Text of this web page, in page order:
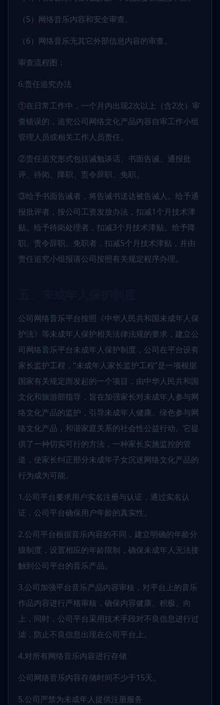
（5）网络音乐内容和安全审查。
（6）网络音乐无其它外部信息内容的审查。
审查流程图：
6.责任追究办法
①在日常工作中，一个月内出现2次以上（含2次）审
查错误的，追究公司网络文化产品内容自审工作小组
管理人员或相关工作人员责任。
②责任追究形式包括诫勉谈话、书面告诫、通报批
评、待岗、降职、责令辞职、免职。
③给予书面告诫者，将告诫书送达被告诫人。给予通
报批评者，按公司工资发放办法，扣减1个月技术津
贴。给予待岗处理者，扣减3个月技术津贴。给予降
职、责令辞职、免职者，扣减5个月技术津贴，并由
责任追究小组报请公司按照有关规定程序办理。
公司网络音乐平台按照《中华人民共和国未成年人保
护法》等未成年人保护相关法律法规的要求，建立公
司网络音乐平台未成年人保护制度，公司在平台设有
家长监护工程，“未成年人家长监护工程”是一项根据
国家有关规定而发起的一个项目，由中华人民共和国
文化和旅游部指导，旨在加强家长对未成年人参与网
络文化产品的监护，引导未成年人健康、绿色参与网
络文化产品，和谐家庭关系的社会性公益行动。它提
供了一种切实可行的方法，一种家长实施监控的管
道，使家长纠正部分未成年子女沉迷网络文化产品的
行为成为可能。
1.公司平台要求用户实名注册与认证，通过实名认
证，公司平台确保用户年龄的真实性。
2.公司平台根据音乐内容的不同，建立明确的年龄分
级制度，设置相应的年龄限制，确保未成年人无法接
触到公司平台的音乐产品。
3.公司加强平台音乐产品内容审核，对平台上的音乐
作品内容进行严格审核，确保内容健康、积极、向
上，同时，公司平台采用技术手段对不良信息进行过
滤，防止不良信息出现在公司平台上。
4.对所有网络音乐内容进行存储
公司网络音乐内容存储时间不少于15天。
5.公司严禁为未成年人提供注册服务